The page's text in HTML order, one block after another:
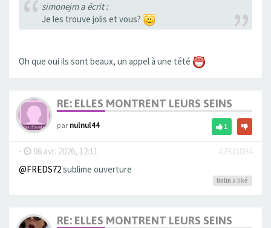
simonejm a écrit :
Je les trouve jolis et vous?
Oh que oui ils sont beaux, un appel à une tété
RE: ELLES MONTRENT LEURS SEINS
parnulnul44 1
- 06 avr. 2026, 12:11
#2935894
@FREDS72sublime ouverture
linlin a liké
RE: ELLES MONTRENT LEURS SEINS